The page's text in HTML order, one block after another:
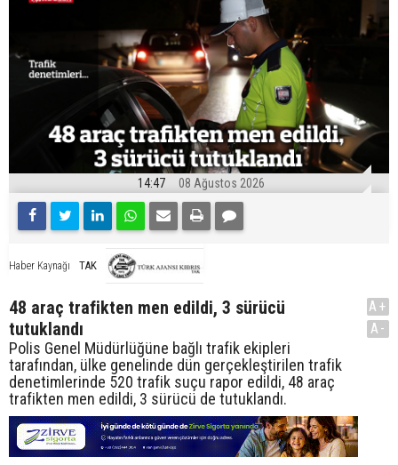
14:47 08 Ağustos 2026
Haber Kaynağı TAK
48 araç trafikten men edildi, 3 sürücü
tutuklandı
Polis Genel Müdürlüğüne bağlı trafik ekipleri
tarafından, ülke genelinde dün gerçekleştirilen trafik
denetimlerinde 520 trafik suçu rapor edildi, 48 araç
trafikten men edildi, 3 sürücü de tutuklandı.
A+
A-